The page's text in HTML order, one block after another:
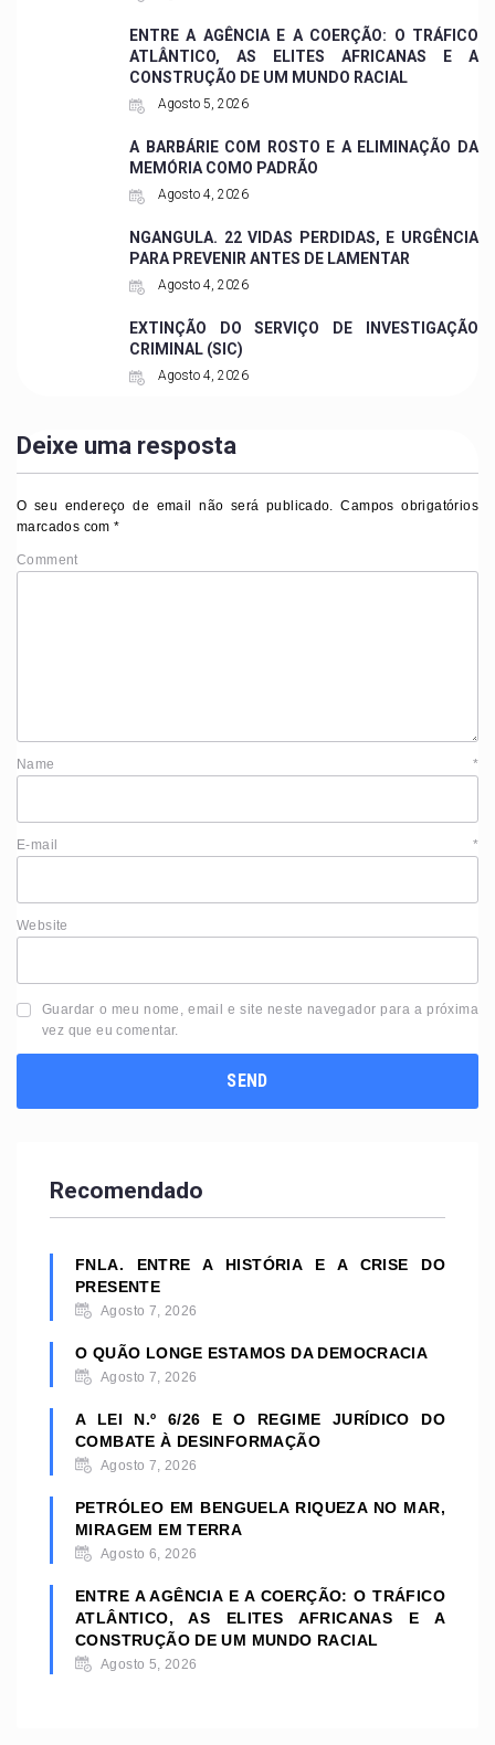
ENTRE A AGÊNCIA E A COERÇÃO: O TRÁFICO
ATLÂNTICO, AS ELITES AFRICANAS E A
CONSTRUÇÃO DE UM MUNDO RACIAL
Agosto 5, 2026
A BARBÁRIE COM ROSTO E A ELIMINAÇÃO DA
MEMÓRIA COMO PADRÃO
Agosto 4, 2026
NGANGULA. 22 VIDAS PERDIDAS, E URGÊNCIA
PARA PREVENIR ANTES DE LAMENTAR
Agosto 4, 2026
EXTINÇÃO DO SERVIÇO DE INVESTIGAÇÃO
CRIMINAL (SIC)
Agosto 4, 2026
Deixe uma resposta
O seu endereço de email não será publicado. Campos obrigatórios
marcados com*
Comment
Name *
E-mail *
Website
Guardar o meu nome, email e site neste navegador para a próxima
vez que eu comentar.
Recomendado
FNLA. ENTRE A HISTÓRIA E A CRISE DO
PRESENTE
Agosto 7, 2026
O QUÃO LONGE ESTAMOS DA DEMOCRACIA
Agosto 7, 2026
A LEI N.º 6/26 E O REGIME JURÍDICO DO
COMBATE À DESINFORMAÇÃO
Agosto 7, 2026
PETRÓLEO EM BENGUELA RIQUEZA NO MAR,
MIRAGEM EM TERRA
Agosto 6, 2026
ENTRE A AGÊNCIA E A COERÇÃO: O TRÁFICO
ATLÂNTICO, AS ELITES AFRICANAS E A
CONSTRUÇÃO DE UM MUNDO RACIAL
Agosto 5, 2026